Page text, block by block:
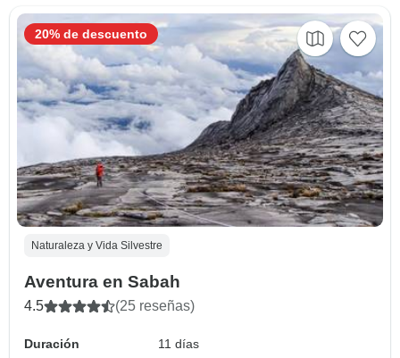
Naturaleza y Vida Silvestre
Aventura en Sabah
4.5 (25 reseñas)
Duración
11 días
20% de descuento